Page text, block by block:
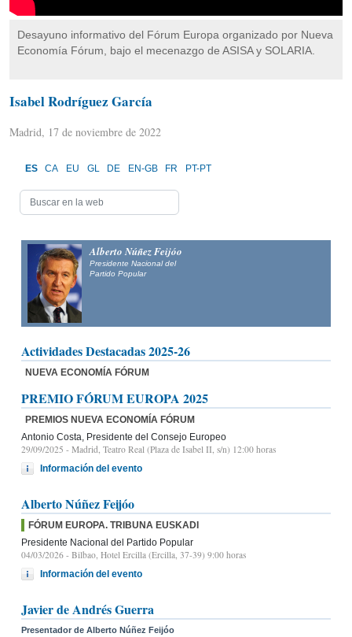
Desayuno informativo del Fórum Europa organizado por Nueva
Economía Fórum, bajo el mecenazgo de ASISA y SOLARIA.
Isabel Rodríguez García
Madrid, 17 de noviembre de 2022
ES CA EU GL DE EN-GB FR PT-PT
Alberto Núñez Feijóo
Presidente Nacional del
Partido Popular
Actividades Destacadas 2025-26
NUEVA ECONOMÍA FÓRUM
PREMIO FÓRUM EUROPA 2025
PREMIOS NUEVA ECONOMÍA FÓRUM
Antonio Costa, Presidente del Consejo Europeo
29/09/2025 - Madrid, Teatro Real (Plaza de Isabel II, s/n) 12:00 horas
Información del evento
Alberto Núñez Feijóo
FÓRUM EUROPA. TRIBUNA EUSKADI
Presidente Nacional del Partido Popular
04/03/2026 - Bilbao, Hotel Ercilla (Ercilla, 37-39) 9:00 horas
Información del evento
Javier de Andrés Guerra
Presentador de Alberto Núñez Feijóo